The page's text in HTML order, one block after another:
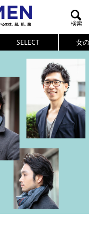
SELECT 女